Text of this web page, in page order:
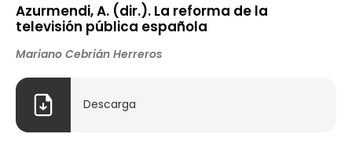
Azurmendi, A. (dir.). La reforma de la
televisión pública española
Mariano Cebrián Herreros
Descarga